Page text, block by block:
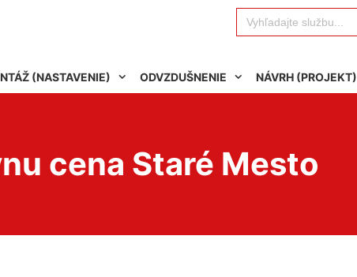
Search
for:
(NASTAVENIE) ODVZDUŠNENIE NÁVRH (PROJEKT)
cena Staré Mesto